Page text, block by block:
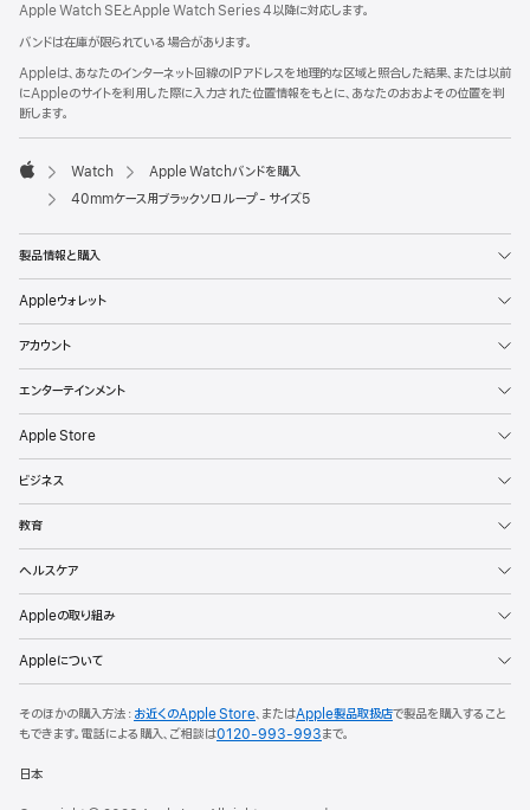
ッ
タ
ー
注
Apple Watch SEとApple Watch Series 4以降に対応します。
バンドは在庫が限られている場合があります。
Appleは、あなたのインターネット回線のIPアドレスを地理的な区域と照合した結果、または以前
にAppleのサイトを利用した際に入力された位置情報をもとに、あなたのおおよその位置を判
断します。
Apple
Watch
Apple Watchバンドを購入
40mmケース用ブラックソロループ - サイズ5
製品情報と購入
Appleウォレット
アカウント
エンターテインメント
Apple Store
ビジネス
教育
ヘルスケア
Appleの取り組み
Appleについて
そのほかの購入方法： お近くのApple Store、またはApple製品取扱店で製品を購入すること
もできます。 電話による購入、ご相談は0120-993-993まで。
日本